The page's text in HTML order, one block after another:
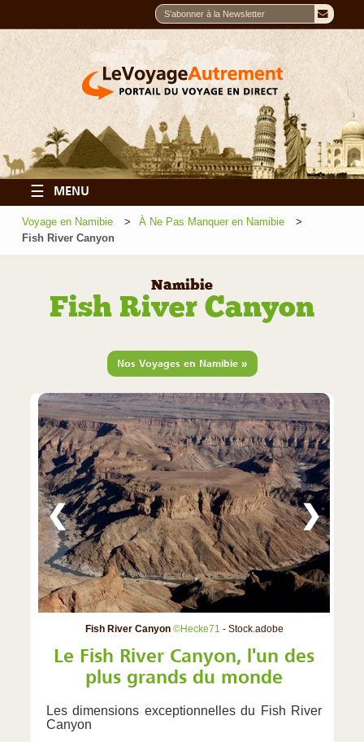
☰ MENU
Voyage en Namibie
À Ne Pas Manquer en Namibie
Fish River Canyon
Namibie
Fish River Canyon
Nos Voyages en Namibie »
Fish River Canyon ©Hecke71 - Stock.adobe
❮ ❯
Le Fish River Canyon, l'un des
plus grands du monde
Les dimensions exceptionnelles du Fish River
Canyon